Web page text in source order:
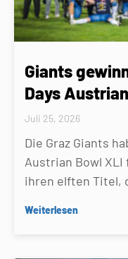
Giants
Days
Juli 25, 2026
Die Graz Giants
Austrian Bowl
ihren elften Titel,
Weiterlesen